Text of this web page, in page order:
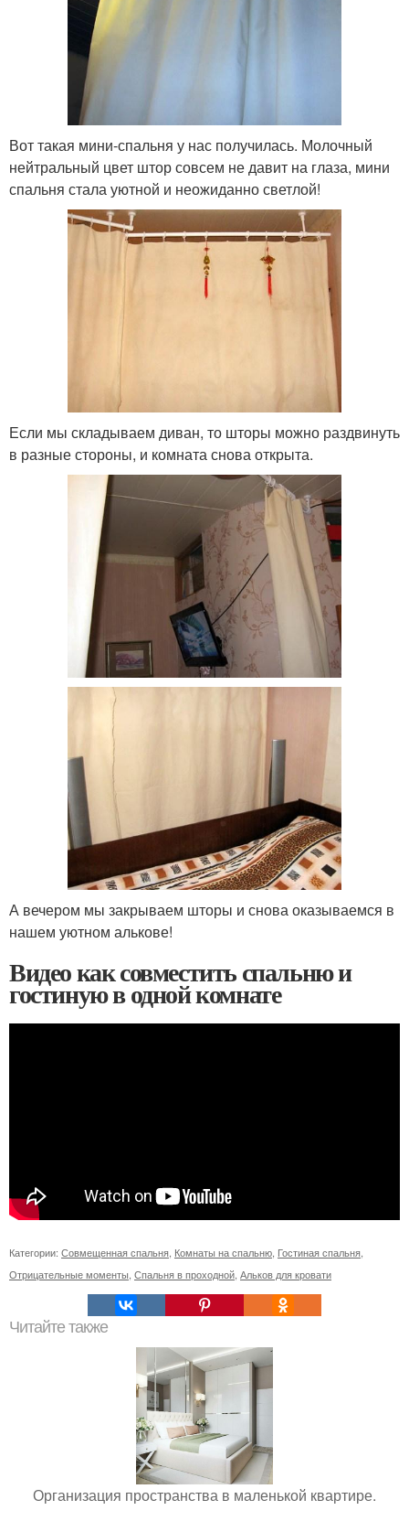
Вот такая мини-спальня у нас получилась. Молочный
нейтральный цвет штор совсем не давит на глаза, мини
спальня стала уютной и неожиданно светлой!
Если мы складываем диван, то шторы можно раздвинуть
в разные стороны, и комната снова открыта.
А вечером мы закрываем шторы и снова оказываемся в
нашем уютном алькове!
Видео как совместить спальню и
гостиную в одной комнате
Категории: Совмещенная спальня Комнаты на спальню Гостиная спальня
Отрицательные моменты Спальня в проходной Альков для кровати
Читайте также
Организация пространства в маленькой квартире.